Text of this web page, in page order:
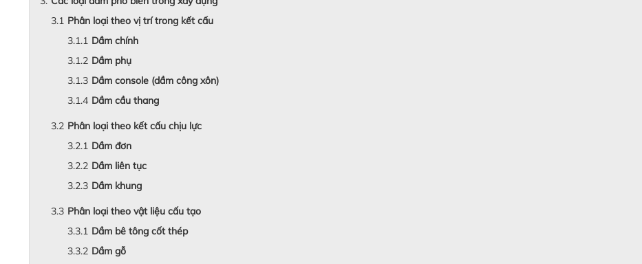
Phân loại theo vị trí trong kết cấu
Dầm chính
Dầm phụ
Dầm console (dầm công xôn)
Dầm cầu thang
Phân loại theo kết cấu chịu lực
Dầm đơn
Dầm liên tục
Dầm khung
Phân loại theo vật liệu cấu tạo
Dầm bê tông cốt thép
Dầm gỗ